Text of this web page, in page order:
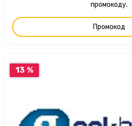
промокоду.
Промокод
13 %